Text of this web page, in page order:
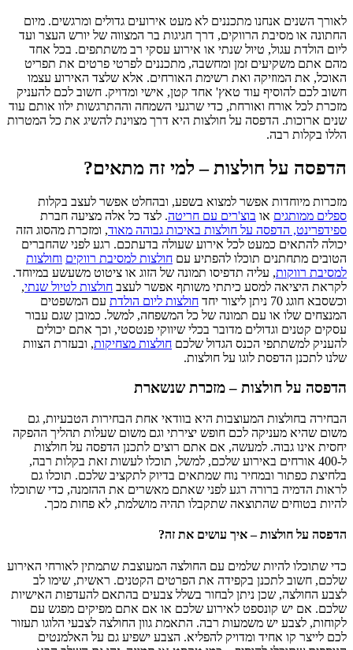
לאורך השנים אנחנו מתכננים לא מעט אירועים גדולים ומרגשים. מיום
החתונה או מסיבת הרווקים, דרך חגיגות בר המצווה של יורש העצר ועד
ליום הולדת עגול, טיול שנתי או אירוע עסקי רב משתתפים. בכל אחד
מהם אתם משקיעים זמן ומחשבה, מתכננים לפרטי פרטים את תפריט
האוכל, את המוזיקה ואת רשימת האורחים. אלא שלצד האירוע עצמו
חשוב לכם להוסיף עוד טאץ' אחד קטן, אישי ומדויק. חשוב לכם להעניק
מזכרת לכל אורח ואורחת, כדי שרגעי השמחה וההתרגשות ילוו אותם עוד
שנים ארוכות. הדפסה על חולצות היא דרך מצוינת להשיג את כל המטרות
הללו בקלות רבה.
הדפסה על חולצות – למי זה מתאים?
מזכרות מיוחדות אפשר למצוא בשפע, ובהחלט אפשר לעצב בקלות
ספלים ממותגים או בוצ'רים עם חריטה. לצד כל אלה מציעה חברת
ספידפרינט, הדפסה על חולצות באיכות גבוהה מאוד, ומזכרת מהסוג הזה
יכולה להתאים כמעט לכל אירוע שעולה בדעתכם. רגע לפני שהחברים
הטובים מתחתנים תוכלו להפתיע עם חולצות למסיבת רווקים וחולצות
למסיבת רווקות, עליה תדפיסו תמונה של הזוג או ציטוט משעשע במיוחד.
לקראת היציאה למסע כיתתי משותף אפשר לעצב חולצות לטיול שנתי,
וכשסבא חוגג 70 ניתן ליצור יחד
חולצות ליום הולדת עם המשפטים
המנצחים שלו או עם תמונה של כל המשפחה, למשל. כמובן שגם עבור
עסקים קטנים וגדולים מדובר בכלי שיווקי פנטסטי, וכך אתם יכולים
להעניק למשתתפי הכנס הגדול שלכם חולצות מצחיקות, ובעזרת הצוות
שלנו לתכנן הדפסת לוגו על חולצות.
הדפסה על חולצות – מזכרת שנשארת
הבחירה בחולצות המעוצבות היא בוודאי אחת הבחירות הטבעיות, גם
משום שהיא מעניקה לכם חופש יצירתי וגם משום שעלות תהליך ההפקה
יחסית אינו גבוה. למעשה, אם אתם רוצים לתכנן הדפסה על חולצות
ל-400 אורחים באירוע שלכם, למשל, תוכלו לעשות זאת בקלות רבה,
בלחיצת כפתור ובמחיר נוח שמתאים בדיוק לתקציב שלכם. תוכלו גם
לראות הדמיה ברורה רגע לפני שאתם מאשרים את ההזמנה, כדי שתוכלו
להיות בטוחים שהתוצאה שתקבלו תהיה מושלמת, לא פחות מכך.
הדפסה על חולצות – איך עושים את זה?
כדי שתוכלו להיות שלמים עם החולצה המעוצבת שתמתין לאורחי האירוע
שלכם, חשוב לתכנן בקפידה את הפרטים הקטנים. ראשית, שימו לב
לצבע החולצה, שכן ניתן לבחור בשלל צבעים בהתאם להעדפות האישיות
שלכם. אם יש קונספט לאירוע שלכם או אם אתם מפיקים מפגש עם
לקוחות, לצבע יש משמעות רבה. התאמת גוון החולצה לצבעי הלוגו תעזור
לכם לייצר קו אחיד ומדויק להפליא. הצבע ישפיע גם על האלמנטים